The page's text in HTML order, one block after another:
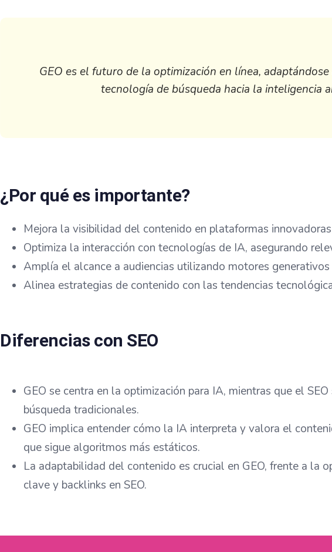
GEO es el futuro de la optimización en línea,
tecnología de búsqueda hacia la inteligencia
¿Por qué es importante?
Mejora la visibilidad del contenido en plataformas
Optimiza la interacción con tecnologías de IA, asegurando
Amplía el alcance a audiencias utilizando motores
Alinea estrategias de contenido con las tendencias
Diferencias con SEO
GEO se centra en la optimización para IA, mientras que el
búsqueda tradicionales.
GEO implica entender cómo la IA interpreta y valora el
que sigue algoritmos más estáticos.
La adaptabilidad del contenido es crucial en GEO, frente a la
clave y backlinks en SEO.